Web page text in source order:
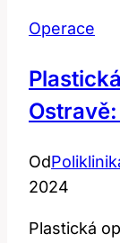
Operace
Od
2024
Plastická